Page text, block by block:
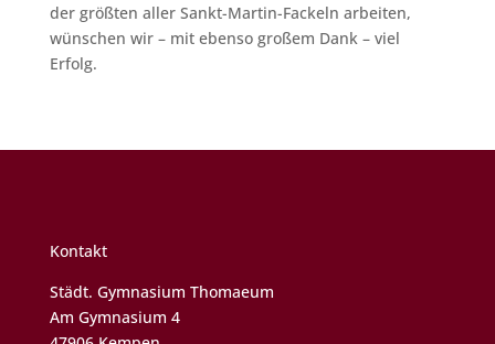
der größten aller Sankt-Martin-Fackeln arbeiten,
wünschen wir – mit ebenso großem Dank – viel
Erfolg.
Kontakt
Städt. Gymnasium Thomaeum
Am Gymnasium 4